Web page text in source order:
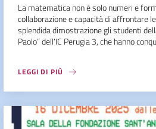
La matematica non è solo numeri e
collaborazione e capacità di affrontare
splendida dimostrazione gli studenti
Paolo” dell’IC Perugia 3, che hanno
LEGGI DI PIÙ